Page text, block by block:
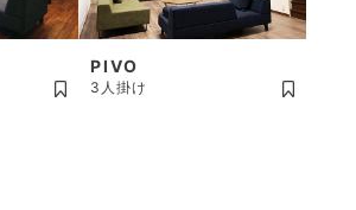
PIVO
3人掛け